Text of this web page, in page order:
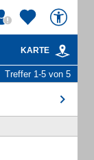
KARTE
Treffer 1-5 von 5